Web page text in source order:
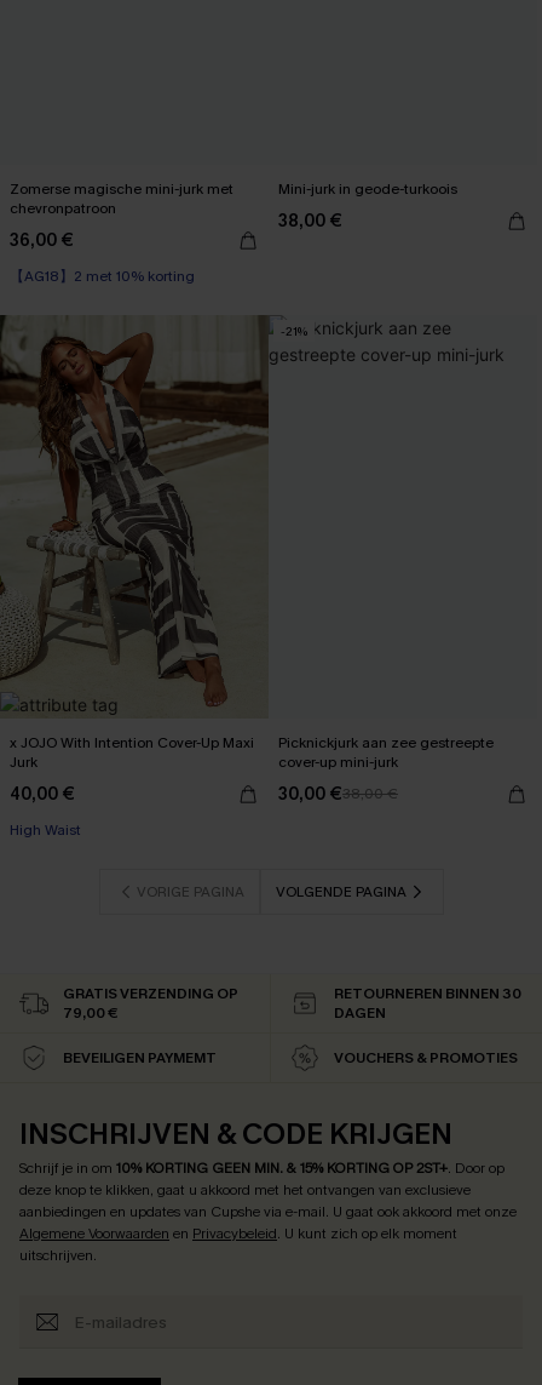
Zomerse magische mini-jurk met
chevronpatroon
36,00 €
【AG18】2 met 10% korting
Wikkel
Mini-jurk in geode-turkoois
38,00 €
x JOJO With Intention Cover-Up Maxi
Jurk
40,00 €
High Waist
-21%
Picknickjurk aan zee gestreepte
cover-up mini-jurk
30,00 €38,00 €
VORIGE PAGINA VOLGENDE PAGINA
GRATIS VERZENDING OP
79,00 €
RETOURNEREN BINNEN 30
DAGEN
BEVEILIGEN PAYMEMT VOUCHERS & PROMOTIES
INSCHRIJVEN & CODE KRIJGEN
Schrijf je in om 10% KORTING GEEN MIN. & 15% KORTING OP 2ST+. Door op
deze knop te klikken, gaat u akkoord met het ontvangen van exclusieve
aanbiedingen en updates van Cupshe via e-mail. U gaat ook akkoord met onze
Algemene Voorwaarden en Privacybeleid. U kunt zich op elk moment
uitschrijven.